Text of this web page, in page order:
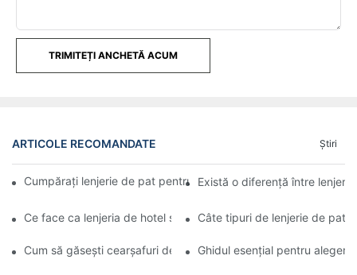
TRIMITEȚI ANCHETĂ ACUM
ARTICOLE RECOMANDATE Ştiri
Cumpărați lenjerie de pat pentru hoteluri și moteluri en-gros
Există o diferență între
Ce face ca lenjeria de hotel să fie atât de confortabilă
Câte tipuri de lenjerie de pat
Cum să găsești cearșafuri de bună calitate, precum cele
Ghidul esențial pentru